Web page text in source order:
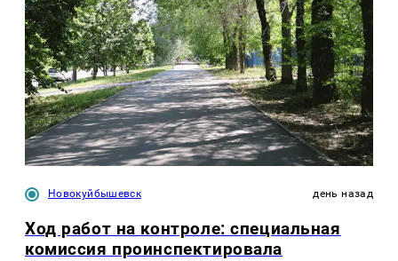
Новокуйбышевск день назад
Ход работ на контроле: специальная
комиссия проинспектировала